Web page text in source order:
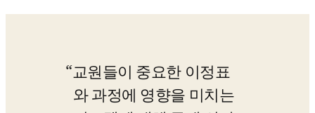
교원들이 중요한 이정표
와 과정에 영향을 미치는